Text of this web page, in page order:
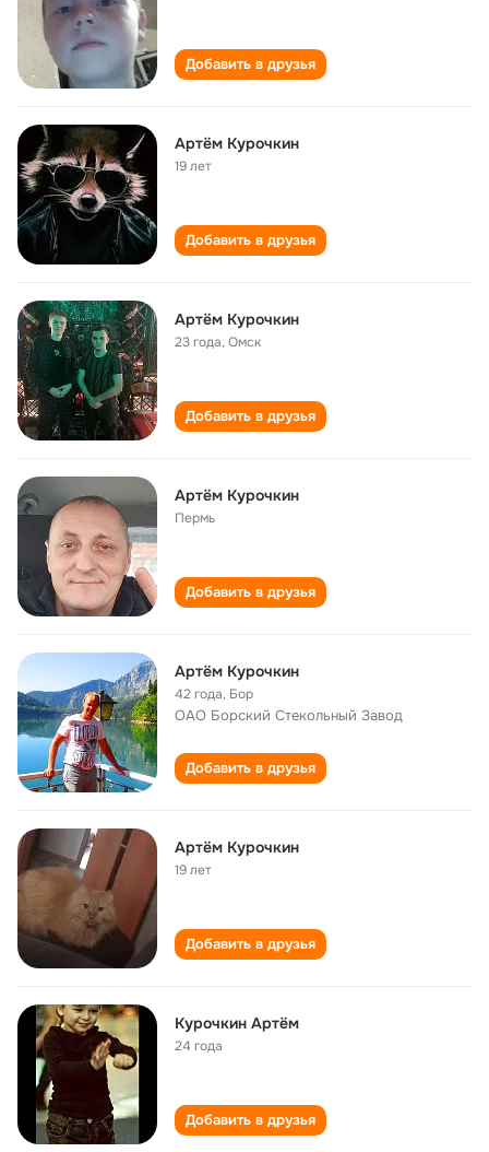
Добавить в друзья
Артём Курочкин
19 лет
Добавить в друзья
Артём Курочкин
23 года,Омск
Добавить в друзья
Артём Курочкин
Пермь
Добавить в друзья
Артём Курочкин
42 года, Бор
ОАО Борский Стекольный Завод
Добавить в друзья
Артём Курочкин
19 лет
Добавить в друзья
Курочкин Артём
24 года
Добавить в друзья